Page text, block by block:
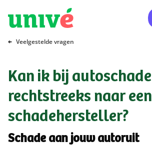
Naar hoofdinhoud
Naar hoofdnavigatie
Naar footer
Veelgestelde vragen
Kan ik bij autoschade
rechtstreeks naar een
schadehersteller?
Schade aan jouw autoruit